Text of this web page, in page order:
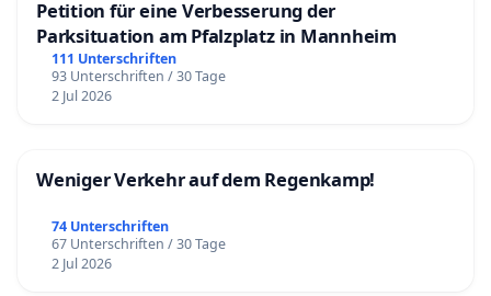
Petition für eine Verbesserung der
Parksituation am Pfalzplatz in Mannheim
111 Unterschriften
93 Unterschriften / 30 Tage
2 Jul 2026
Weniger Verkehr auf dem Regenkamp!
74 Unterschriften
67 Unterschriften / 30 Tage
2 Jul 2026